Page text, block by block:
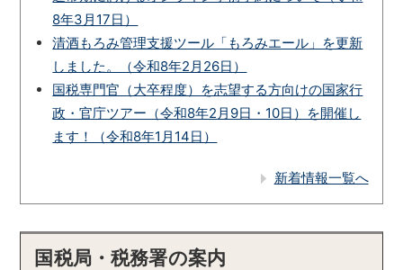
8年3月17日）
清酒もろみ管理支援ツール「もろみエール」を更新
しました。（令和8年2月26日）
国税専門官（大卒程度）を志望する方向けの国家行
政・官庁ツアー（令和8年2月9日・10日）を開催し
ます！（令和8年1月14日）
新着情報一覧へ
国税局・税務署の案内